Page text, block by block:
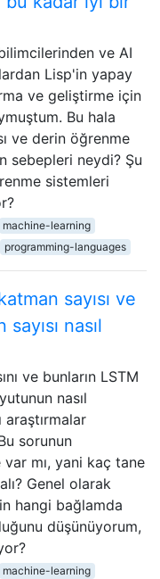
ve AI
Lisp'in yapay
ve geliştirme için
Bu hala
ve derin öğrenme
sebepleri neydi? Şu
sistemleri
machine-learning
programming-languages
sayısı ve
nasıl
ve bunların LSTM
nasıl
sorunun
var mı, yani kaç tane
Genel olarak
hangi bağlamda
düşünüyorum,
machine-learning